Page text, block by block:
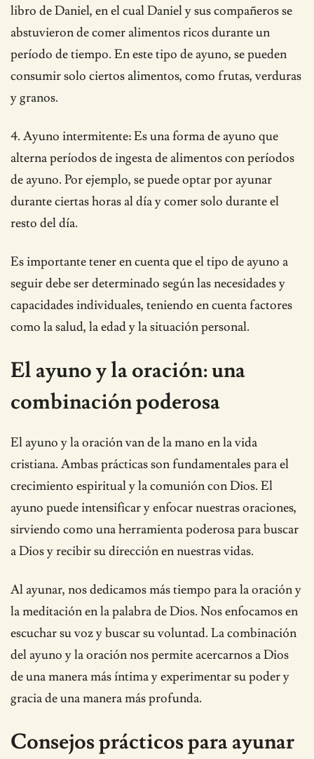
libro de Daniel, en el cual Daniel y sus compañeros se
abstuvieron de comer alimentos ricos durante un
período de tiempo. En este tipo de ayuno, se pueden
consumir solo ciertos alimentos, como frutas, verduras
y granos.
4. Ayuno intermitente: Es una forma de ayuno que
alterna períodos de ingesta de alimentos con períodos
de ayuno. Por ejemplo, se puede optar por ayunar
durante ciertas horas al día y comer solo durante el
resto del día.
Es importante tener en cuenta que el tipo de ayuno a
seguir debe ser determinado según las necesidades y
capacidades individuales, teniendo en cuenta factores
como la salud, la edad y la situación personal.
El ayuno y la oración: una
combinación poderosa
El ayuno y la oración van de la mano en la vida
cristiana. Ambas prácticas son fundamentales para el
crecimiento espiritual y la comunión con Dios. El
ayuno puede intensificar y enfocar nuestras oraciones,
sirviendo como una herramienta poderosa para buscar
a Dios y recibir su dirección en nuestras vidas.
Al ayunar, nos dedicamos más tiempo para la oración y
la meditación en la palabra de Dios. Nos enfocamos en
escuchar su voz y buscar su voluntad. La combinación
del ayuno y la oración nos permite acercarnos a Dios
de una manera más íntima y experimentar su poder y
gracia de una manera más profunda.
Consejos prácticos para ayunar